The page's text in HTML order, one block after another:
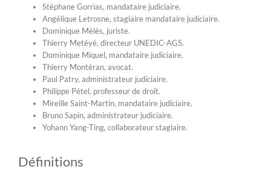
Stéphane Gorrias, mandataire judiciaire.
Angélique Letrosne, stagiaire mandataire judiciaire.
Dominique Mélès, juriste.
Thierry Metéyé, directeur UNEDIC-AGS.
Dominique Miquel, mandataire judiciaire.
Thierry Montéran, avocat.
Paul Patry, administrateur judiciaire.
Philippe Pétel, professeur de droit.
Mireille Saint-Martin, mandataire judiciaire.
Bruno Sapin, administrateur judiciaire.
Yohann Yang-Ting, collaborateur stagiaire.
Définitions